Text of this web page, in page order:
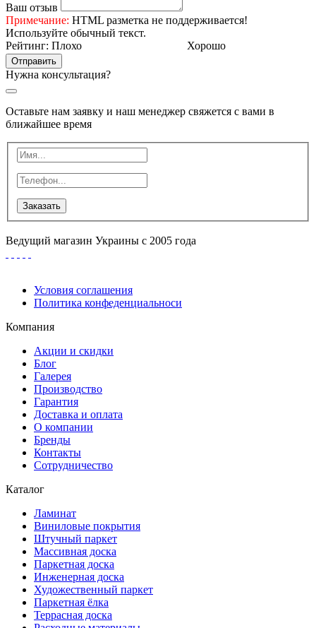
Ваш отзыв
Примечание: HTML разметка не поддерживается!
Используйте обычный текст.
Рейтинг: Плохо Хорошо
Отправить
Нужна консультация?
Оставьте нам заявку и наш менеджер свяжется с вами в
ближайшее время
Заказать
Ведущий магазин Украины с 2005 года
Условия соглашения
Политика конфеденциальноси
Компания
Акции и скидки
Блог
Галерея
Производство
Гарантия
Доставка и оплата
О компании
Бренды
Контакты
Сотрудничество
Каталог
Ламинат
Виниловые покрытия
Штучный паркет
Массивная доска
Паркетная доска
Инженерная доска
Художественный паркет
Паркетная ёлка
Террасная доска